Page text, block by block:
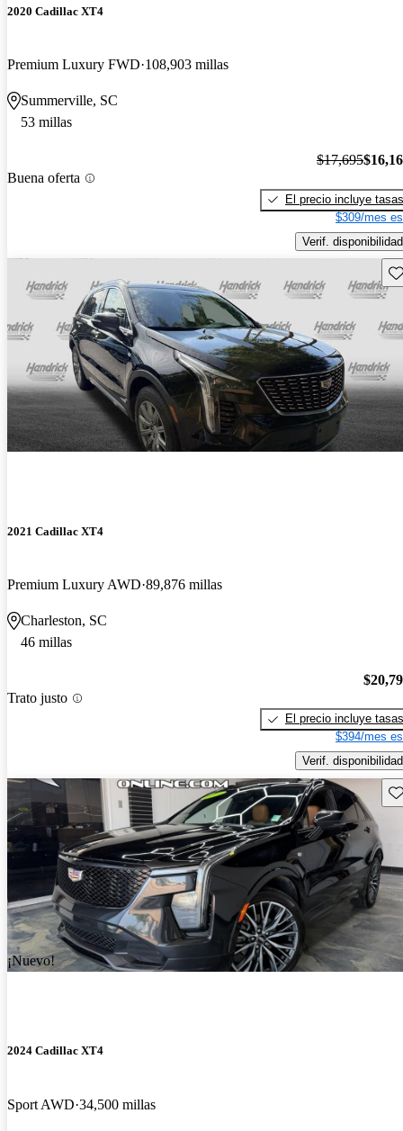
2020 Cadillac XT4
Premium Luxury FWD 108,903 millas
Summerville, SC
53 millas
Buena oferta
$17,695
El precio incluye tasas
$309/mes
Verif. disponibilidad
2021 Cadillac XT4
Premium Luxury AWD 89,876 millas
Charleston, SC
46 millas
Trato justo
El precio incluye tasas
$394/mes
Verif. disponibilidad
¡Nuevo!
2024 Cadillac XT4
Sport AWD 34,500 millas